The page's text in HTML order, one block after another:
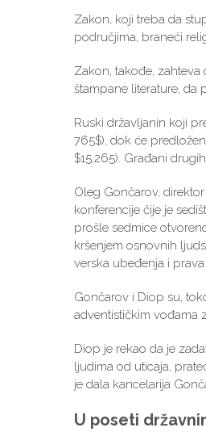
Zakon, koji treba da
područjima, braneći
Zakon, takođe, zahteva
štampane literature, da
Ruski državljanin koji
765$), dok će
$15,265). Građani
Oleg Gončarov,
konferencije čije je
prošle sedmice
kršenjem osnovnih
verska ubeđenja i
Gončarov i Diop su,
adventističkim vođama
Diop je rekao da je
ljudima od uticaja,
je dala kancelarija
U poseti